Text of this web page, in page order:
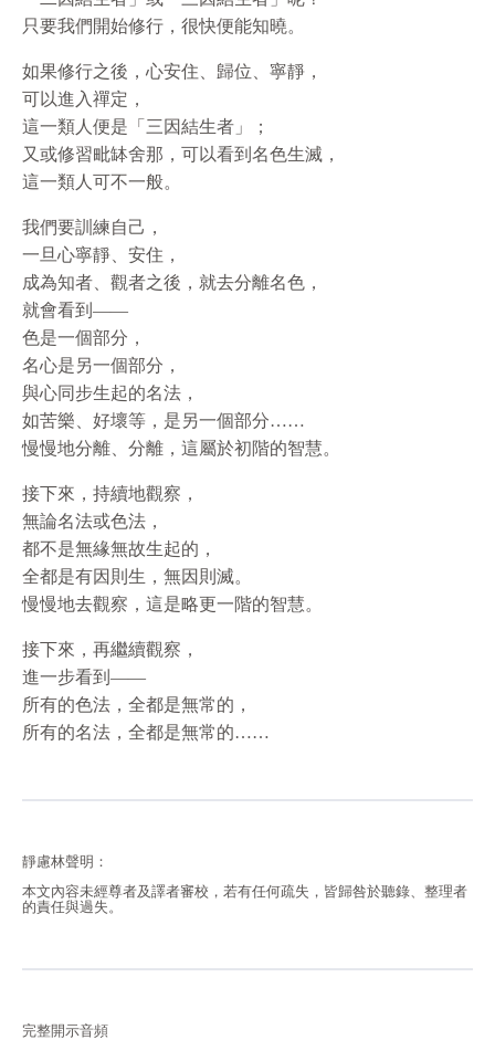
只要我們開始修行，很快便能知曉。
如果修行之後，心安住、歸位、寧靜，
可以進入禪定，
這一類人便是「三因結生者」；
又或修習毗缽舍那，可以看到名色生滅，
這一類人可不一般。
我們要訓練自己，
一旦心寧靜、安住，
成為知者、觀者之後，就去分離名色，
就會看到——
色是一個部分，
名心是另一個部分，
與心同步生起的名法，
如苦樂、好壞等，是另一個部分……
慢慢地分離、分離，這屬於初階的智慧。
接下來，持續地觀察，
無論名法或色法，
都不是無緣無故生起的，
全都是有因則生，無因則滅。
慢慢地去觀察，這是略更一階的智慧。
接下來，再繼續觀察，
進一步看到——
所有的色法，全都是無常的，
所有的名法，全都是無常的……
靜慮林聲明：
本文內容未經尊者及譯者審校，若有任何疏失，皆歸咎於聽錄、整理者
的責任與過失。
完整開示音頻